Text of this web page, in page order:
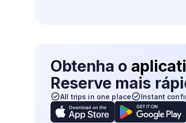
Obtenha o
Reserve mais
All trips in one place Instant